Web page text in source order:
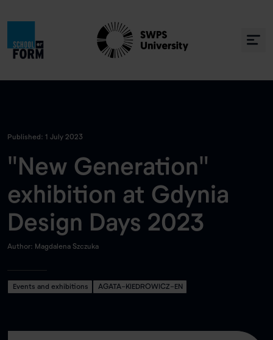
Published: 1 July 2023
"New Generation"
exhibition at Gdynia
Design Days 2023
Author: Magdalena Szczuka
Events and exhibitions AGATA-KIEDROWICZ-EN